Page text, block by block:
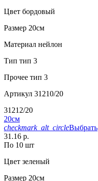
Цвет бордовый
Размер 20см
Материал нейлон
Тип тип 3
Прочее тип 3
Артикул 31210/20
31212/20
20см
checkmark_alt_circleВыбрать
31.16 р.
По 10 шт
Цвет зеленый
Размер 20см